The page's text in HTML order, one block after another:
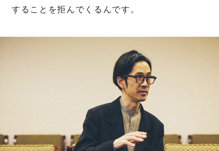
することを拒んでくるんです。